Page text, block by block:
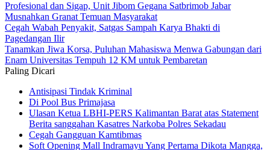
Profesional dan Sigap, Unit Jibom Gegana Satbrimob Jabar
Musnahkan Granat Temuan Masyarakat
Cegah Wabah Penyakit, Satgas Sampah Karya Bhakti di
Pagedangan Ilir
Tanamkan Jiwa Korsa, Puluhan Mahasiswa Menwa Gabungan dari
Enam Universitas Tempuh 12 KM untuk Pembaretan
Paling Dicari
Antisipasi Tindak Kriminal
Di Pool Bus Primajasa
Ulasan Ketua LBHI-PERS Kalimantan Barat atas Statement
Berita sanggahan Kasatres Narkoba Polres Sekadau
Cegah Gangguan Kamtibmas
Soft Opening Mall Indramayu Yang Pertama Dikota Mangga,